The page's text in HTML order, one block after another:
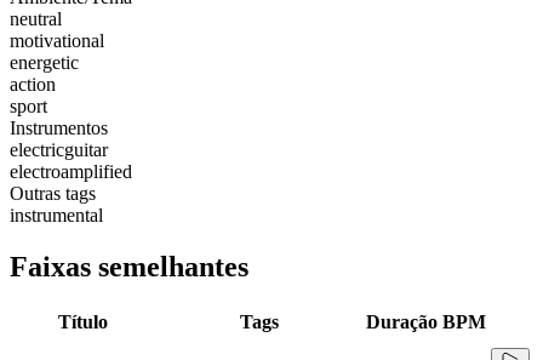
neutral
motivational
energetic
action
sport
Instrumentos
electricguitar
electroamplified
Outras tags
instrumental
Faixas semelhantes
Título Tags Duração BPM